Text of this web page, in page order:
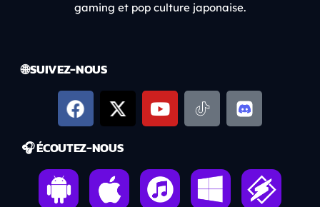
gaming et pop culture japonaise.
🌐 SUIVEZ-NOUS
🎧 ÉCOUTEZ-NOUS